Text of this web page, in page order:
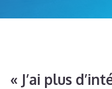
« J’ai plus